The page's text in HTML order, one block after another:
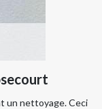
un nettoyage. Ceci